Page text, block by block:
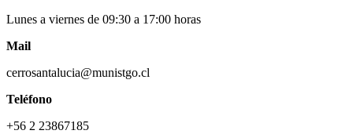
Lunes a viernes de 09:30 a 17:00 horas
Mail
cerrosantalucia@munistgo.cl
Teléfono
+56 2 23867185